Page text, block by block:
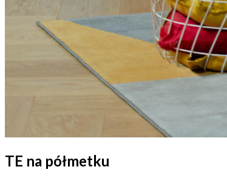
TE na półmetku